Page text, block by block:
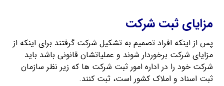
مزایای ثبت شرکت
پس از اینکه افراد تصمیم به تشکیل شرکت گرفتند برای اینکه از
مزایای شرکت برخوردار شوند و عملیاتشان قانونی باشد باید
شرکت خود را در اداره امور ثبت شرکت‌ ها که زیر نظر سازمان
ثبت اسناد و املاک کشور است، ثبت کنند.